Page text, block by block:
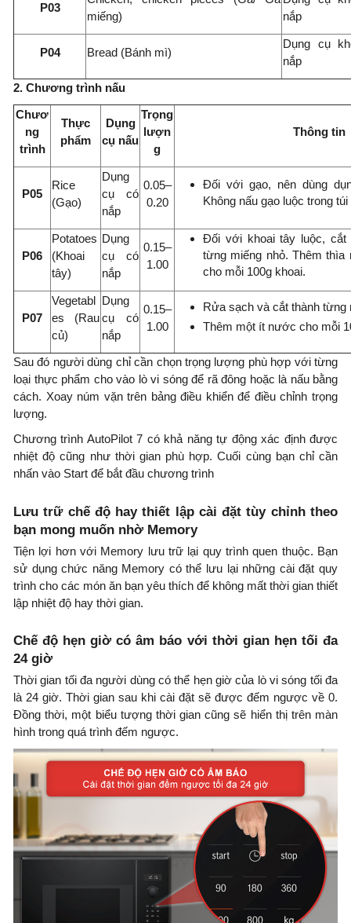
P03
miếng)
nắp
P04 Bread (Bánh mì)
Dụng cụ
nắp
2. Chương trình nấu
Chươ
ng
trình
Thực
phẩm
Dụng
cụ nấu
Trọng
lượn
g
Thông tin
P05
Rice
(Gạo)
Dụng
cụ có
nắp
0.05–
0.20
Đối với gạo, nên dùng
Không nấu gạo luộc trong túi
P06
Potatoes
(Khoai
tây)
Dụng
cụ có
nắp
0.15–
1.00
Đối với khoai tây luộc, cắt
từng miếng nhỏ. Thêm
cho mỗi 100g khoai.
P07
Vegetabl
es (Rau
củ)
Dụng
cụ có
nắp
0.15–
1.00
Rửa sạch và cắt thành từng
Thêm một ít nước cho mỗi
Sau đó người dùng chỉ cần chọn trọng lượng phù hợp với từng
loại thực phẩm cho vào lò vi sóng để rã đông hoặc là nấu bằng
cách. Xoay núm vặn trên bảng điều khiển để điều chỉnh trọng
lượng.
Chương trình AutoPilot 7 có khả năng tự động xác định được
nhiệt độ cũng như thời gian phù hợp. Cuối cùng bạn chỉ cần
nhấn vào Start để bắt đầu chương trình
Lưu trữ chế độ hay thiết lập cài đặt tùy chỉnh theo
bạn mong muốn nhờ Memory
Tiện lợi hơn với Memory lưu trữ lại quy trình quen thuộc. Bạn
sử dụng chức năng Memory có thể lưu lại những cài đặt quy
trình cho các món ăn bạn yêu thích để không mất thời gian thiết
lập nhiệt độ hay thời gian.
Chế độ hẹn giờ có âm báo với thời gian hẹn tối đa
24 giờ
Thời gian tối đa người dùng có thể hẹn giờ của lò vi sóng tối đa
là 24 giờ. Thời gian sau khi cài đặt sẽ được đếm ngược về 0.
Đồng thời, một biểu tượng thời gian cũng sẽ hiển thị trên màn
hình trong quá trình đếm ngược.